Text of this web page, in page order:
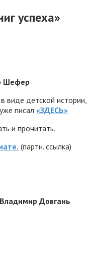
успеха»
Шефер
виде детской истории,
писал «ЗДЕСЬ»
и прочитать.
(партн. ссылка)
Довгань